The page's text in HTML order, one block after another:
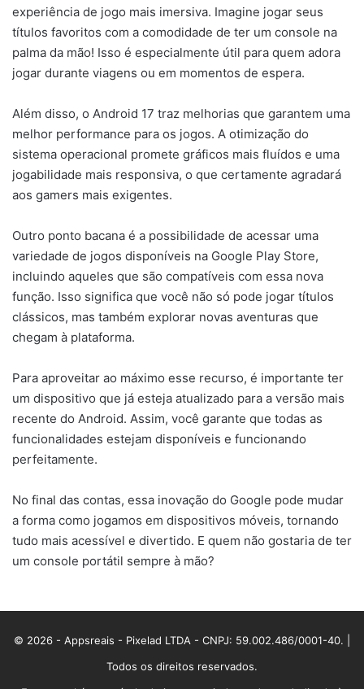
experiência de jogo mais imersiva. Imagine jogar seus
títulos favoritos com a comodidade de ter um console na
palma da mão! Isso é especialmente útil para quem adora
jogar durante viagens ou em momentos de espera.
Além disso, o Android 17 traz melhorias que garantem uma
melhor performance para os jogos. A otimização do
sistema operacional promete gráficos mais fluídos e uma
jogabilidade mais responsiva, o que certamente agradará
aos gamers mais exigentes.
Outro ponto bacana é a possibilidade de acessar uma
variedade de jogos disponíveis na Google Play Store,
incluindo aqueles que são compatíveis com essa nova
função. Isso significa que você não só pode jogar títulos
clássicos, mas também explorar novas aventuras que
chegam à plataforma.
Para aproveitar ao máximo esse recurso, é importante ter
um dispositivo que já esteja atualizado para a versão mais
recente do Android. Assim, você garante que todas as
funcionalidades estejam disponíveis e funcionando
perfeitamente.
No final das contas, essa inovação do Google pode mudar
a forma como jogamos em dispositivos móveis, tornando
tudo mais acessível e divertido. E quem não gostaria de ter
um console portátil sempre à mão?
© 2026 - Appsreais - Pixelad LTDA - CNPJ: 59.002.486/0001-40. |
Todos os direitos reservados.